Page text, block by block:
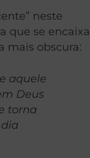
neste
que se encaixa
mais obscura:
aquele
Deus
torna